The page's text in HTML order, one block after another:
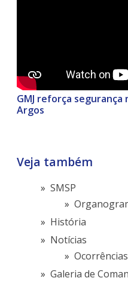
GMJ reforça segurança
Argos
Veja também
SMSP
História
Notícias
Ocorrências
Galeria de